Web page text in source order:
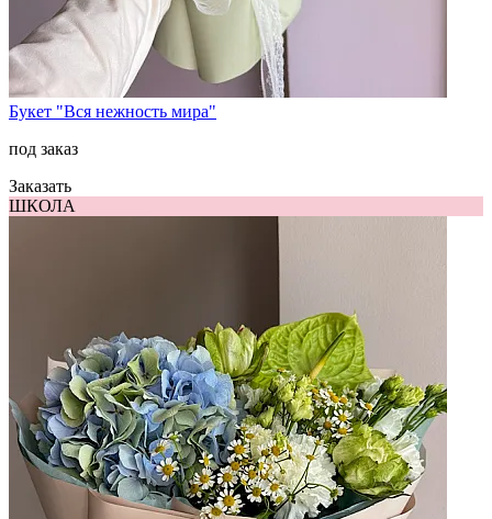
Букет "Вся нежность мира"
под заказ
Заказать
ШКОЛА